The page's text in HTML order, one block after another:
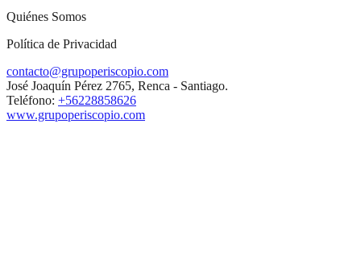
Quiénes Somos
Política de Privacidad
contacto@grupoperiscopio.com
José Joaquín Pérez 2765, Renca - Santiago.
Teléfono: +56228858626
www.grupoperiscopio.com